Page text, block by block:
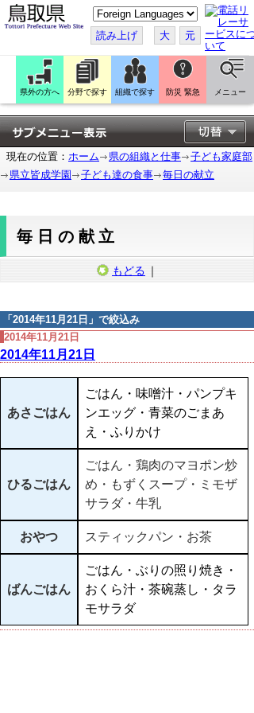
こ
の
ペ
ー
ジ
翻
訳
す
る
読み上げ 大 元
県外の方へ 分野で探す 組織で探す 防災 緊急 メニュー
現在の位置： ホーム 県の組織と仕事
子ども家庭部
県立皆成学園
子ども達の食事 毎日の献立
毎日の献立
もどる ｜
「 2014年11月21日 」で絞込み
2014年11月21日
2014年11月21日
あさごはん
ごはん・味噌汁・パンプキ
ンエッグ・青菜のごまあ
え・ふりかけ
ひるごはん
ごはん・鶏肉のマヨポン炒
め・もずくスープ・ミモザ
サラダ・牛乳
おやつ スティックパン・お茶
ばんごはん
ごはん・ぶりの照り焼き・
おくら汁・茶碗蒸し・タラ
モサラダ